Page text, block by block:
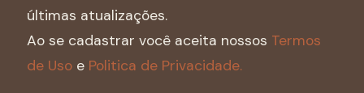
últimas atualizações.
Ao se cadastrar você aceita nossos Termos
de Uso e Politica de Privacidade.